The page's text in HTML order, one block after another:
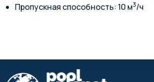
Пропускная способность: 10 м3/ч